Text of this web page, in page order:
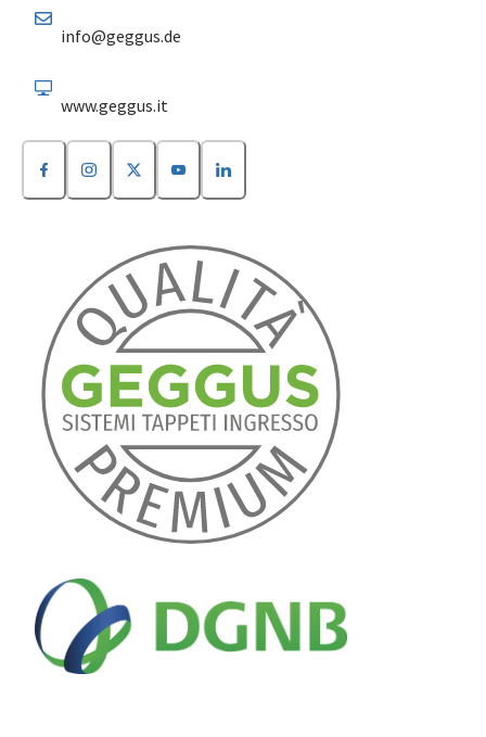
info@geggus.de
www.geggus.it